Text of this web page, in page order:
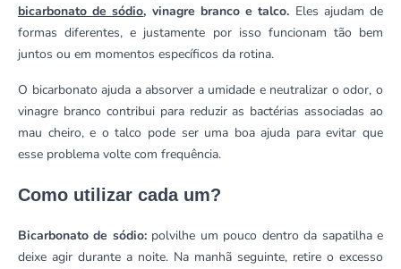
bicarbonato de sódio, vinagre branco e talco. Eles ajudam de
formas diferentes, e justamente por isso funcionam tão bem
juntos ou em momentos específicos da rotina.
O bicarbonato ajuda a absorver a umidade e neutralizar o odor, o
vinagre branco contribui para reduzir as bactérias associadas ao
mau cheiro, e o talco pode ser uma boa ajuda para evitar que
esse problema volte com frequência.
Como utilizar cada um?
Bicarbonato de sódio: polvilhe um pouco dentro da sapatilha e
deixe agir durante a noite. Na manhã seguinte, retire o excesso